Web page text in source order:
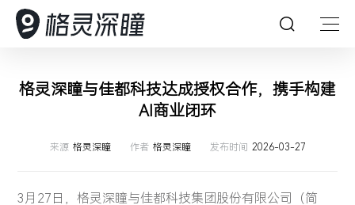
首页
格灵深瞳与佳都科技达成授权合作，携手构建
AI商业闭环
来源 格灵深瞳 作者 格灵深瞳 发布时间 2026-03-27
3月27日，格灵深瞳与佳都科技集团股份有限公司（简